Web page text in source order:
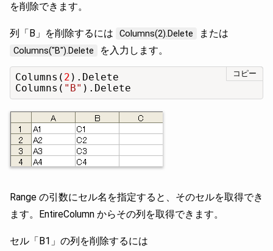
を削除できます。
列「B」を削除するには Columns(2).Delete または
Columns("B").Delete を入力します。
コピー
Columns( 2 ).Delete
Columns( "B" ).Delete
Range の引数にセル名を指定すると、そのセルを取得でき
ます。EntireColumn からその列を取得できます。
セル「B1」の列を削除するには